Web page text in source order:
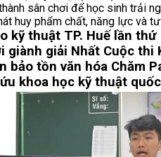
sân chơi để học sinh trải
huy phẩm chất, năng lực và
kỹ thuật TP. Huế lần thứ
giành giải Nhất Cuộc thi
bảo tồn văn hóa Chăm
khoa học kỹ thuật